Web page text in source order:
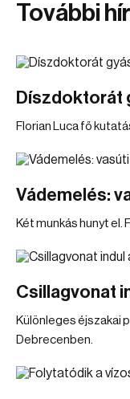
További
Díszdoktorát
Florian Luca fő
Vádemelés:
Két munkás hunyt
Csillagvonat
Különleges éjszakai
Debrecenben.